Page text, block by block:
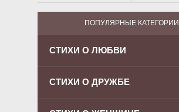
ПОПУЛЯРНЫЕ КАТЕГОРИИ
СТИХИ О ЛЮБВИ
СТИХИ О ДРУЖБЕ